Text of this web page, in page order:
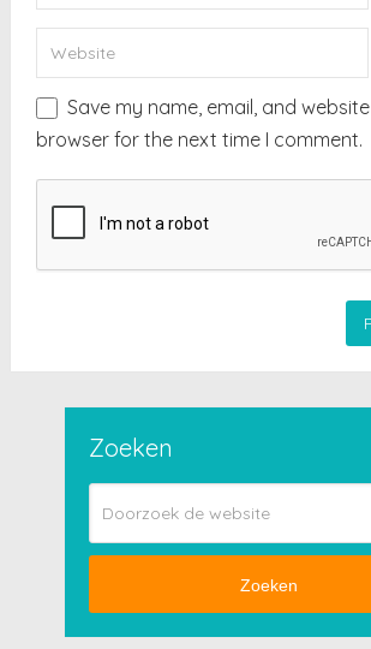
Save my name, email, and
browser for the next time I comment.
Zoeken
Zoeken